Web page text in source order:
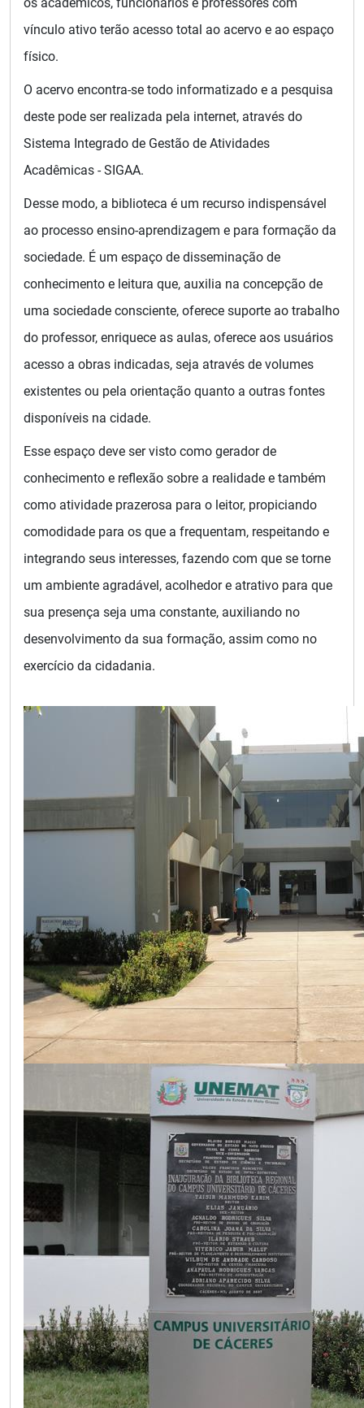
vínculo ativo terão acesso total ao acervo e ao espaço
físico.
O acervo encontra-se todo informatizado e a pesquisa
deste pode ser realizada pela internet, através do
Sistema Integrado de Gestão de Atividades
Acadêmicas - SIGAA.
Desse modo, a biblioteca é um recurso indispensável
ao processo ensino-aprendizagem e para formação da
sociedade. É um espaço de disseminação de
conhecimento e leitura que, auxilia na concepção de
uma sociedade consciente, oferece suporte ao trabalho
do professor, enriquece as aulas, oferece aos usuários
acesso a obras indicadas, seja através de volumes
existentes ou pela orientação quanto a outras fontes
disponíveis na cidade.
Esse espaço deve ser visto como gerador de
conhecimento e reflexão sobre a realidade e também
como atividade prazerosa para o leitor, propiciando
comodidade para os que a frequentam, respeitando e
integrando seus interesses, fazendo com que se torne
um ambiente agradável, acolhedor e atrativo para que
sua presença seja uma constante, auxiliando no
desenvolvimento da sua formação, assim como no
exercício da cidadania.